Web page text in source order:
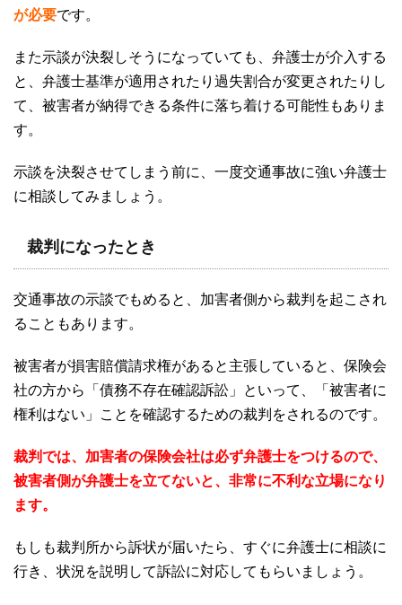
が必要です。
また示談が決裂しそうになっていても、弁護士が介入する
と、弁護士基準が適用されたり過失割合が変更されたりし
て、被害者が納得できる条件に落ち着ける可能性もありま
す。
示談を決裂させてしまう前に、一度交通事故に強い弁護士
に相談してみましょう。
裁判になったとき
交通事故の示談でもめると、加害者側から裁判を起こされ
ることもあります。
被害者が損害賠償請求権があると主張していると、保険会
社の方から「債務不存在確認訴訟」といって、「被害者に
権利はない」ことを確認するための裁判をされるのです。
裁判では、加害者の保険会社は必ず弁護士をつけるので、
被害者側が弁護士を立てないと、非常に不利な立場になり
ます。
もしも裁判所から訴状が届いたら、すぐに弁護士に相談に
行き、状況を説明して訴訟に対応してもらいましょう。